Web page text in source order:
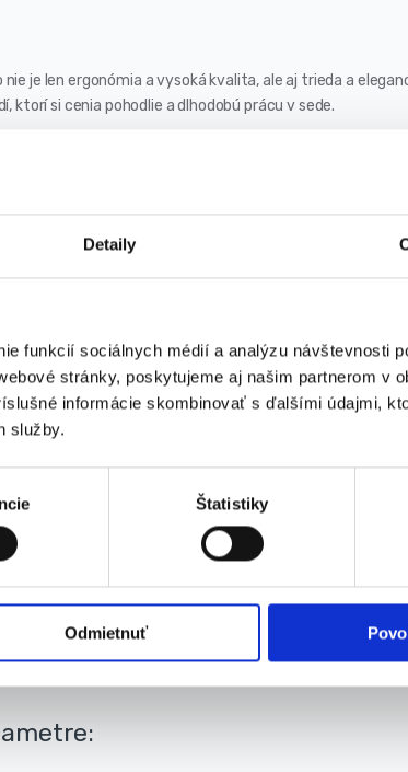
Detaily
funkcií sociálnych médií a analýzu návštevnosti
stránky, poskytujeme aj našim partnerom v
informácie skombinovať s ďalšími údajmi,
služby.
Štatistiky
Odmietnuť
nie je len ergonómia a vysoká kvalita, ale aj trieda a
ktorí si cenia pohodlie a dlhodobú prácu v sede.
sňať vďaka všitému zipsu. Pevná kovová základňa je
nepoškriabu podlahu.
pre detail bude toto kreslo ozdobou každého
odolnosti. Vodeodolný materiál, ktorý sa ľahko udržuje
flexibilnou špongiou na čalúnenie
sedadla – plynový zdvih SoftUp™
/ gumené kolesá
základňa, odolná proti poškriabaniu